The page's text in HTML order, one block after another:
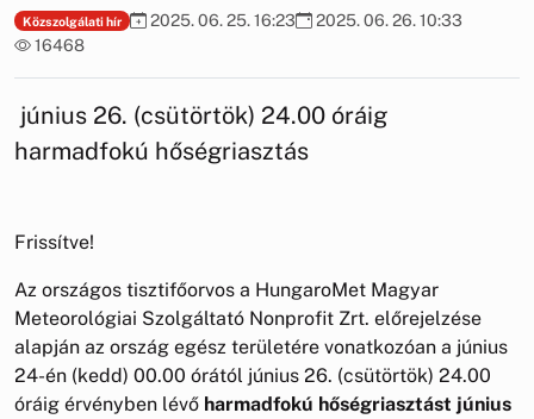
Közszolgálati hír 2025. 06. 25. 16:23
2025. 06. 26. 10:33
16468
június 26. (csütörtök) 24.00 óráig
harmadfokú hőségriasztás
Frissítve!
Az országos tisztifőorvos a HungaroMet Magyar
Meteorológiai Szolgáltató Nonprofit Zrt. előrejelzése
alapján az ország egész területére vonatkozóan a június
24-én (kedd) 00.00 órától június 26. (csütörtök) 24.00
óráig érvényben lévő harmadfokú hőségriasztást június